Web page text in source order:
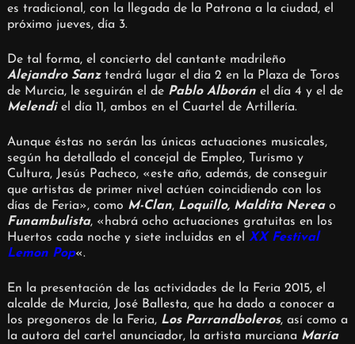
es tradicional, con la llegada de la Patrona a la ciudad, el
próximo jueves, día 3.
De tal forma, el concierto del cantante madrileño
Alejandro Sanztendrá lugar el día 2 en la Plaza de Toros
de Murcia, le seguirán el de Pablo Alboránel día 4 y el de
Melendiel día 11, ambos en el Cuartel de Artillería.
Aunque éstas no serán las únicas actuaciones musicales,
según ha detallado el concejal de Empleo, Turismo y
Cultura, Jesús Pacheco, «este año, además, de conseguir
que artistas de primer nivel actúen coincidiendo con los
días de Feria», como M-Clan, Loquillo, Maldita Nereao
Funambulista, «habrá ocho actuaciones gratuitas en los
Huertos cada noche y siete incluidas en el XX Festival
Lemon Pop«.
En la presentación de las actividades de la Feria 2015, el
alcalde de Murcia, José Ballesta, que ha dado a conocer a
los pregoneros de la Feria, Los Parrandboleros, así como a
la autora del cartel anunciador, la artista murciana María